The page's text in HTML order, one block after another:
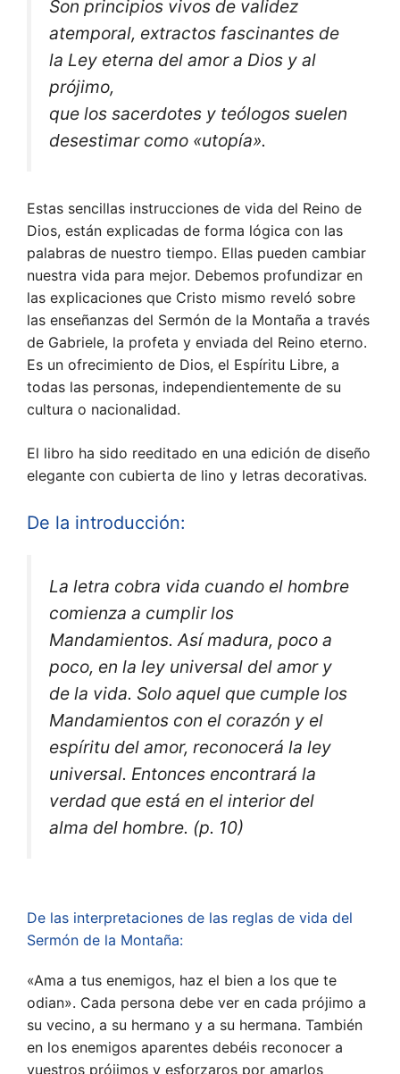
Son principios vivos de validez
atemporal, extractos fascinantes de
la Ley eterna del amor a Dios y al
prójimo,
que los sacerdotes y teólogos suelen
desestimar como «utopía».
Estas sencillas instrucciones de vida del Reino de
Dios, están explicadas de forma lógica con las
palabras de nuestro tiempo. Ellas pueden cambiar
nuestra vida para mejor. Debemos profundizar en
las explicaciones que Cristo mismo reveló sobre
las enseñanzas del Sermón de la Montaña a través
de Gabriele, la profeta y enviada del Reino eterno.
Es un ofrecimiento de Dios, el Espíritu Libre, a
todas las personas, independientemente de su
cultura o nacionalidad.
El libro ha sido reeditado en una edición de diseño
elegante con cubierta de lino y letras decorativas.
De la introducción:
La letra cobra vida cuando el hombre
comienza a cumplir los
Mandamientos. Así madura, poco a
poco, en la ley universal del amor y
de la vida. Solo aquel que cumple los
Mandamientos con el corazón y el
espíritu del amor, reconocerá la ley
universal. Entonces encontrará la
verdad que está en el interior del
alma del hombre. (p. 10)
De las interpretaciones de las reglas de vida del
Sermón de la Montaña:
«Ama a tus enemigos, haz el bien a los que te
odian». Cada persona debe ver en cada prójimo a
su vecino, a su hermano y a su hermana. También
en los enemigos aparentes debéis reconocer a
vuestros prójimos y esforzaros por amarlos